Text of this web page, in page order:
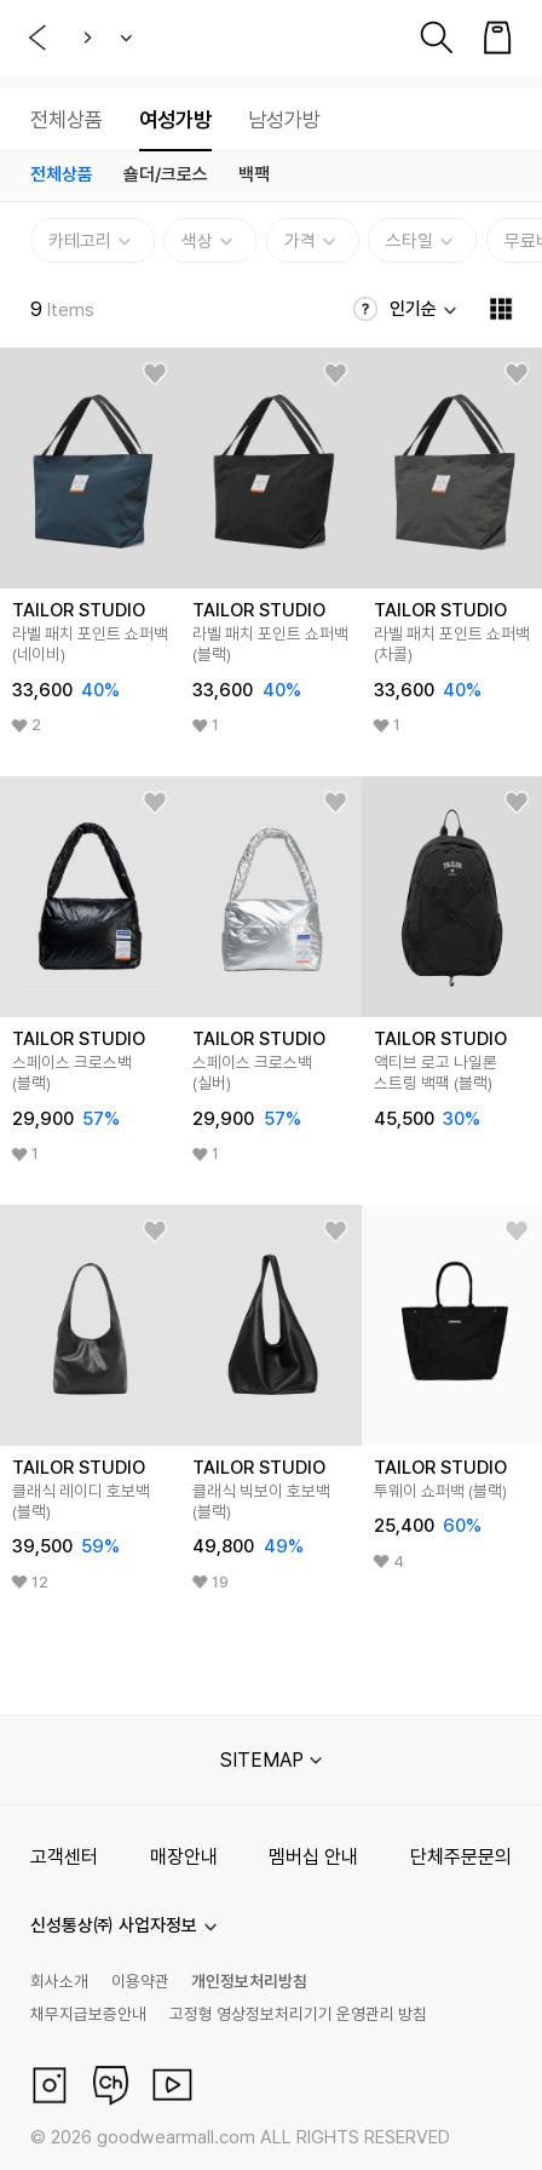
전체상품 여성가방 남성가방
전체상품 숄더/크로스 백팩
카테고리 색상 가격 스타일 무료
9 Items 인기순
TAILOR STUDIO
라벨 패치 포인트 쇼퍼백
(네이비)
33,600 40%
2
TAILOR STUDIO
라벨 패치 포인트 쇼퍼백
(블랙)
33,600 40%
1
TAILOR STUDIO
라벨 패치 포인트 쇼퍼백
(차콜)
33,600 40%
1
TAILOR STUDIO
스페이스 크로스백
(블랙)
29,900 57%
1
TAILOR STUDIO
스페이스 크로스백
(실버)
29,900 57%
1
TAILOR STUDIO
액티브 로고 나일론
스트링 백팩 (블랙)
45,500 30%
TAILOR STUDIO
클래식 레이디 호보백
(블랙)
39,500 59%
12
TAILOR STUDIO
클래식 빅보이 호보백
(블랙)
49,800 49%
19
TAILOR STUDIO
투웨이 쇼퍼백 (블랙)
25,400 60%
4
SITEMAP
고객센터 매장안내 멤버십 안내 단체주문문의
신성통상㈜ 사업자정보
회사소개 이용약관
개인정보처리방침
채무지급보증안내
고정형 영상정보처리기기 운영관리 방침
© 2026 goodwearmall.com ALL RIGHTS RESERVED